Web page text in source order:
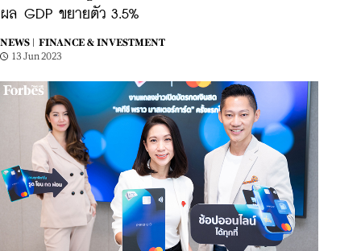
ผล GDP ขยายตัว 3.5%
NEWS |
FINANCE & INVESTMENT
13 Jun 2023